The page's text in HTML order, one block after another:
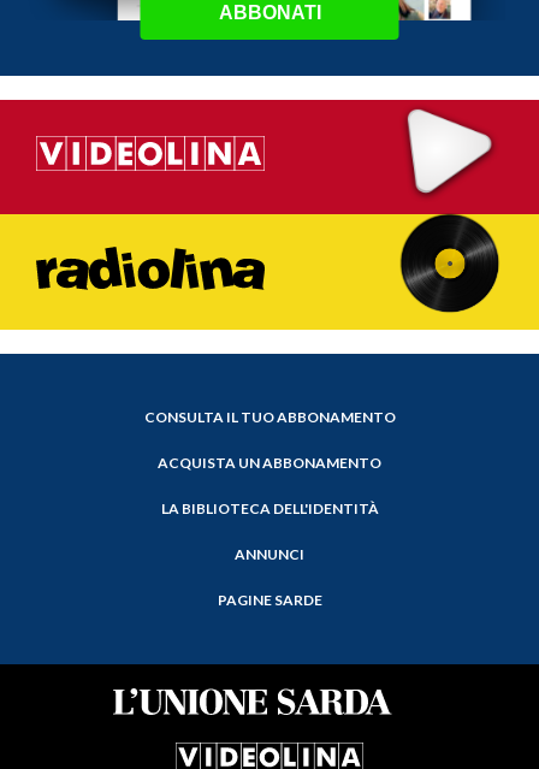
ABBONATI
CONSULTA IL TUO ABBONAMENTO
ACQUISTA UN ABBONAMENTO
LA BIBLIOTECA DELL'IDENTITÀ
ANNUNCI
PAGINE SARDE